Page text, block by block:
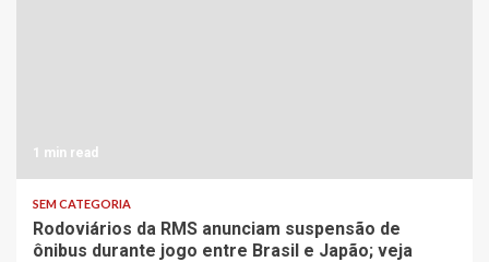
1 min read
SEM CATEGORIA
Rodoviários da RMS anunciam suspensão de
ônibus durante jogo entre Brasil e Japão; veja